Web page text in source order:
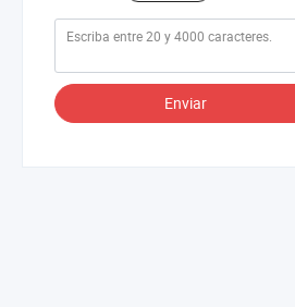
Enviar